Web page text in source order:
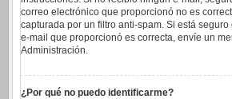
correo electrónico que proporcionó no es
capturada por un filtro anti-spam. Si está
e-mail que proporcionó es correcta, envíe un
Administración.
¿Por qué no puedo identificarme?